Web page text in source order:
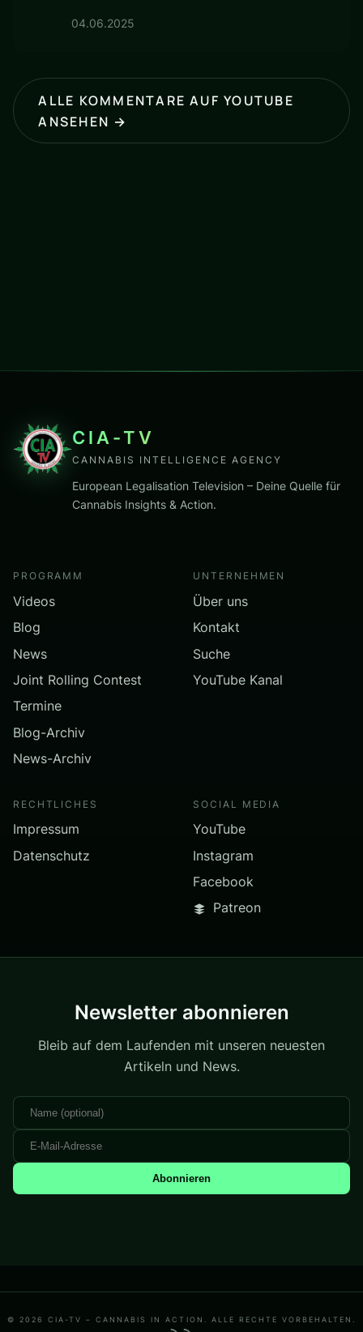
04.06.2025
ALLE KOMMENTARE AUF YOUTUBE
ANSEHEN →
CIA-TV
CANNABIS INTELLIGENCE AGENCY
European Legalisation Television – Deine Quelle für
Cannabis Insights & Action.
PROGRAMM
Videos
Blog
News
Joint Rolling Contest
Termine
Blog-Archiv
News-Archiv
UNTERNEHMEN
Über uns
Kontakt
Suche
YouTube Kanal
RECHTLICHES
Impressum
Datenschutz
SOCIAL MEDIA
YouTube
Instagram
Facebook
Patreon
Newsletter abonnieren
Bleib auf dem Laufenden mit unseren neuesten
Artikeln und News.
Abonnieren
© 2026 CIA-TV – CANNABIS IN ACTION. ALLE RECHTE VORBEHALTEN.